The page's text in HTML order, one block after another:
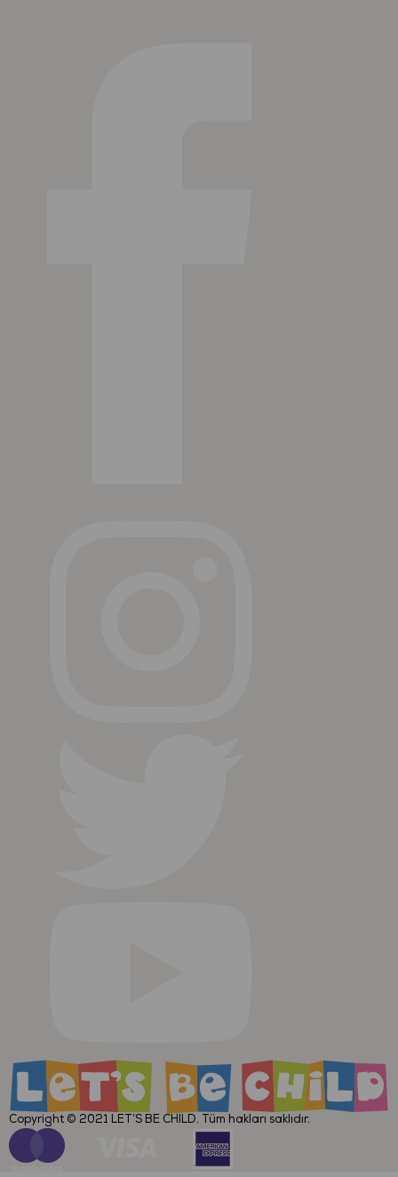
Copyright © 2021 LET’S BE CHILD. Tüm hakları saklıdır.